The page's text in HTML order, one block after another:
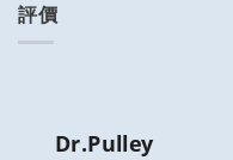
評價
Dr.Pulley